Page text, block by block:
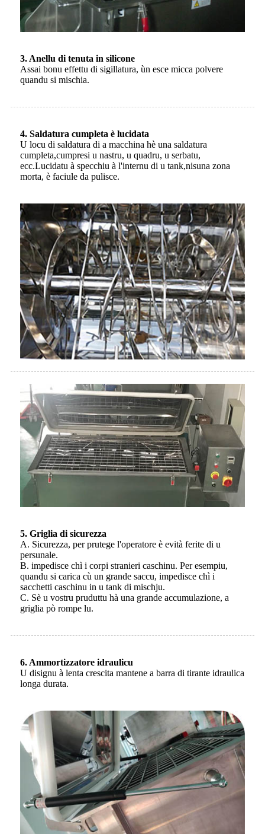
3. Anellu di tenuta in silicone
Assai bonu effettu di sigillatura, ùn esce micca polvere
quandu si mischia.
4. Saldatura cumpleta è lucidata
U locu di saldatura di a macchina hè una saldatura
cumpleta,cumpresi u nastru, u quadru, u serbatu,
ecc.Lucidatu à specchiu à l'internu di u tank,nisuna zona
morta, è faciule da pulisce.
5. Griglia di sicurezza
A. Sicurezza, per prutege l'operatore è evità ferite di u
persunale.
B. impedisce chì i corpi stranieri caschinu. Per esempiu,
quandu si carica cù un grande saccu, impedisce chì i
sacchetti caschinu in u tank di mischju.
C. Sè u vostru pruduttu hà una grande accumulazione, a
griglia pò rompe lu.
6. Ammortizzatore idraulicu
U disignu à lenta crescita mantene a barra di tirante idraulica
longa durata.